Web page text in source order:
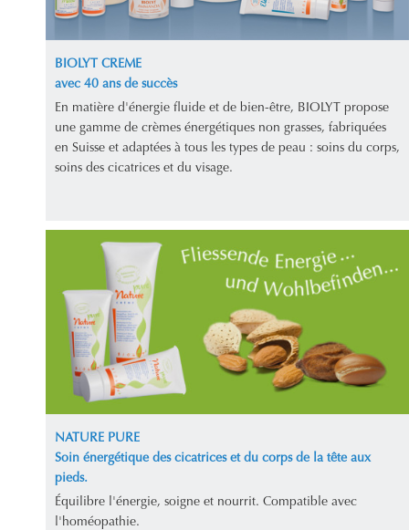
BIOLYT CREME
avec 40 ans de succès
En matière d'énergie fluide et de bien-être, BIOLYT propose
une gamme de crèmes énergétiques non grasses, fabriquées
en Suisse et adaptées à tous les types de peau : soins du corps,
soins des cicatrices et du visage.
NATURE PURE
Soin énergétique des cicatrices et du corps de la tête aux
pieds.
Équilibre l'énergie, soigne et nourrit. Compatible avec
l'homéopathie.